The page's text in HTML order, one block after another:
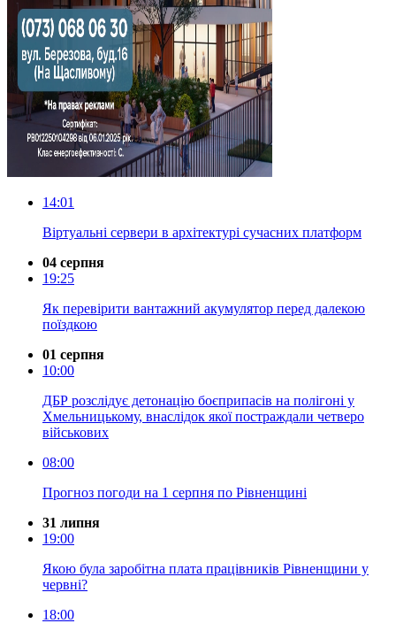
14:01
Віртуальні сервери в архітектурі сучасних платформ
04 серпня
19:25
Як перевірити вантажний акумулятор перед далекою
поїздкою
01 серпня
10:00
ДБР розслідує детонацію боєприпасів на полігоні у
Хмельницькому, внаслідок якої постраждали четверо
військових
08:00
Прогноз погоди на 1 серпня по Рівненщині
31 липня
19:00
Якою була заробітна плата працівників Рівненщини у
червні?
18:00